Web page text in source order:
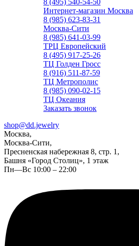
8 (495) 540-54-50
Интернет-магазин Москва
8 (985) 623-83-31
Москва-Сити
8 (985) 641-03-99
ТРЦ Европейский
8 (495) 917-25-26
ТЦ Голден Гросс
8 (916) 511-87-59
ТЦ Метрополис
8 (985) 090-02-15
ТЦ Океания
Заказать звонок
shop@dd.jewelry
Москва,
Москва-Сити,
Пресненская набережная 8, стр. 1,
Башня «Город Столиц», 1 этаж
Пн—Вс 10:00 – 22:00